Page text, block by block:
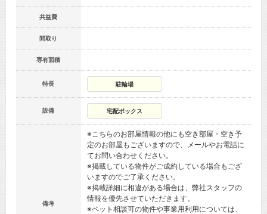
共益費
間取り
専有面積
特長 駐輪場
設備 宅配ボックス
備考
※こちらのお部屋情報の他にも空き部屋・空き予
定のお部屋もございますので、メールやお電話に
てお問い合わせください。
※掲載している物件がご成約している場合もござ
いますのでご了承ください。
※掲載詳細に相違がある場合は、弊社スタッフの
情報を優先させていただきます。
※ペット相談可の物件や事業用利用については、